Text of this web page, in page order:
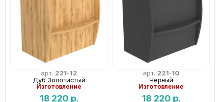
арт. 221-12
Дуб Золотистый
Изготовление
18 220 р.
арт. 221-10
Черный
Изготовление
18 220 р.